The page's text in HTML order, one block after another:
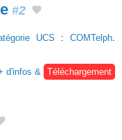
#2
UCS :COMTelph
d'infos &
Téléchargement